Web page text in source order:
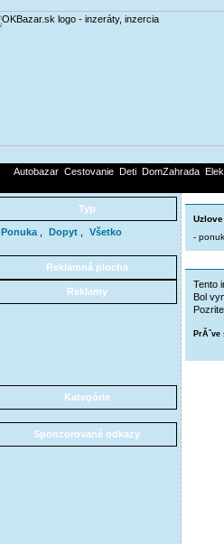
Autobazar Cestovanie Deti DomZahrada
Typ
Ponuka Dopyt Všetko
Reklamná plocha
Reklamy
Kategórie
Sponzorované odkazy
-
Tento
Bol